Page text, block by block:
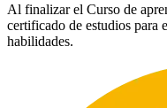
Al finalizar el Curso de
certificado de estudios para
habilidades.